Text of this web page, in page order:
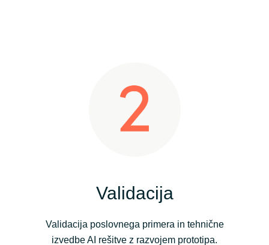
Validacija
Validacija poslovnega primera in tehnične
izvedbe AI rešitve z razvojem prototipa.